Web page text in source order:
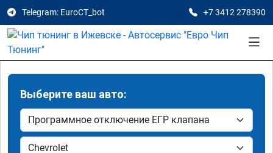
Telegram: EuroCT_bot +7 3412 278390
Выберите ваш авто: